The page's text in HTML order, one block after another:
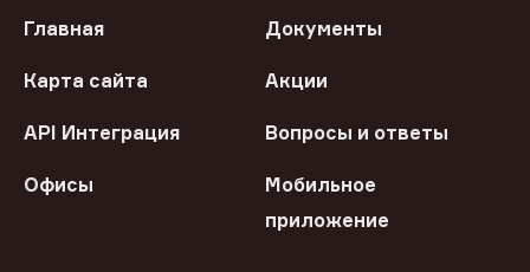
Главная Документы
Карта сайта Акции
API Интеграция Вопросы и ответы
Офисы
Мобильное
приложение